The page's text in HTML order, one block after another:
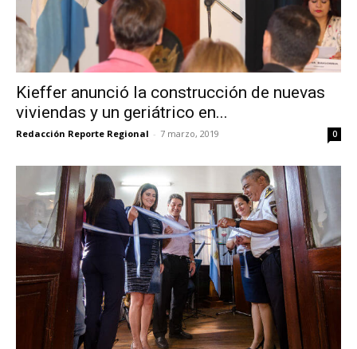
Kieffer anunció la construcción de nuevas
viviendas y un geriátrico en...
Redacción Reporte Regional - 7 marzo, 2019 0